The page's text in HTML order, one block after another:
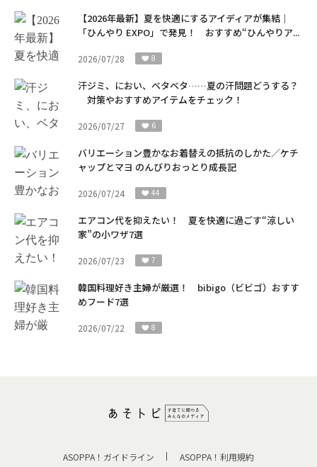
【2026年最新】夏を快適にするアイディアが集結｜
「ひんやり EXPO」で発見！ おすすめ“ひんやりア...
2026/07/28 8
汗ジミ、におい、ベタベタ……夏の汗問題どうする？
対策やおすすめアイテムをチェック！
2026/07/27 6
バリエーション豊かなお着替えの抵抗のしかた／ケチ
ャップとマヨ のんびりおっとり成長記
2026/07/24 44
エアコン代を抑えたい！ 夏を快適に過ごす“涼しい
家”の小ワザ7選
2026/07/23 7
韓国料理好き主婦が厳選！ bibigo（ビビゴ）おすす
めフード7選
2026/07/22 8
ASOPPA！ガイドライン ASOPPA！利用規約